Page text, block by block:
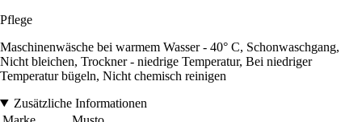
Pflege
Maschinenwäsche bei warmem Wasser - 40° C, Schonwaschgang,
Nicht bleichen, Trockner - niedrige Temperatur, Bei niedriger
Temperatur bügeln, Nicht chemisch reinigen
Zusätzliche Informationen